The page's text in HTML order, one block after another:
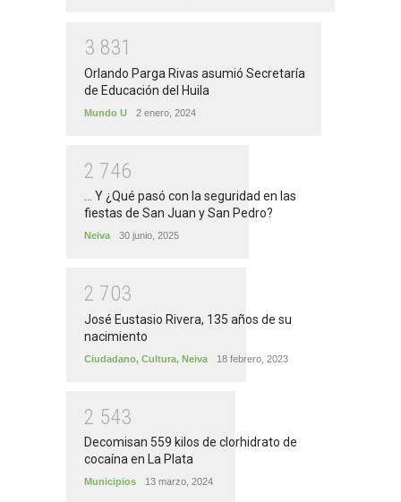
3 831
Orlando Parga Rivas asumió Secretaría
de Educación del Huila
Mundo U 2 enero, 2024
2 746
... Y ¿Qué pasó con la seguridad en las
fiestas de San Juan y San Pedro?
Neiva 30 junio, 2025
2 703
José Eustasio Rivera, 135 años de su
nacimiento
Ciudadano, Cultura, Neiva 18 febrero, 2023
2 543
Decomisan 559 kilos de clorhidrato de
cocaína en La Plata
Municipios 13 marzo, 2024